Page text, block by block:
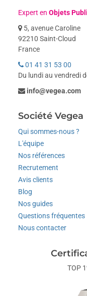
Expert enObjets
5, avenue Caroline
92210 Saint-Cloud
France
01 41 31 53 00
Du lundi au vendredi
info@vegea.com
Société Vegea
Qui sommes-nous ?
L'équipe
Nos références
Recrutement
Avis clients
Blog
Nos guides
Questions fréquentes
Nous contacter
TOP